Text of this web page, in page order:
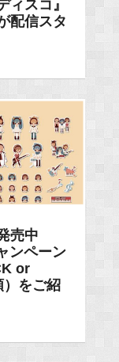
ィスコ』
配信スタ
売中
ンペーン
or
をご紹